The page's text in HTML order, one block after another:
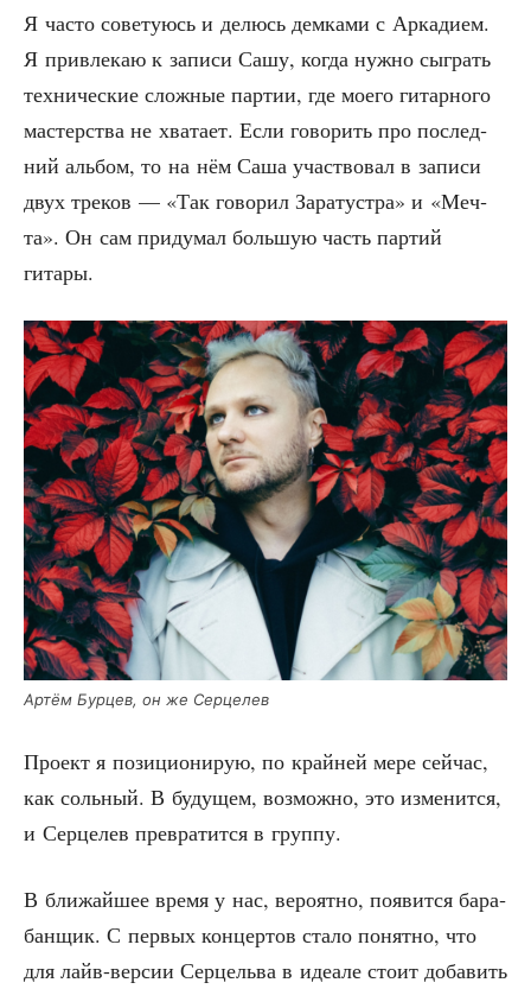
Я часто сове­ту­юсь и делюсь дем­ка­ми с Арка­ди­ем.
Я при­вле­каю к запи­си Сашу, когда нуж­но сыг­рать
тех­ни­че­ские слож­ные пар­тии, где мое­го гитар­но­го
мастер­ства не хва­та­ет. Если гово­рить про послед­
ний аль­бом, то на нём Саша участ­во­вал в запи­си
двух тре­ков — «Так гово­рил Зара­ту­ст­ра» и «Меч­
та». Он сам при­ду­мал боль­шую часть пар­тий
гитары.
Артём Бур­цев, он же Серцелев
Про­ект я пози­ци­о­ни­рую, по край­ней мере сей­час,
как соль­ный. В буду­щем, воз­мож­но, это изме­нит­ся,
и Сер­це­лев пре­вра­тит­ся в группу.
В бли­жай­шее вре­мя у нас, веро­ят­но, появит­ся бара­
бан­щик. С пер­вых кон­цер­тов ста­ло понят­но, что
для лайв-вер­сии Сер­цель­ва в иде­а­ле сто­ит доба­вить